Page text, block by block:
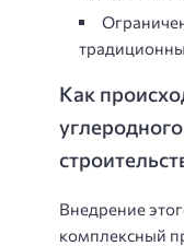
Как
Внедрение
комплексный